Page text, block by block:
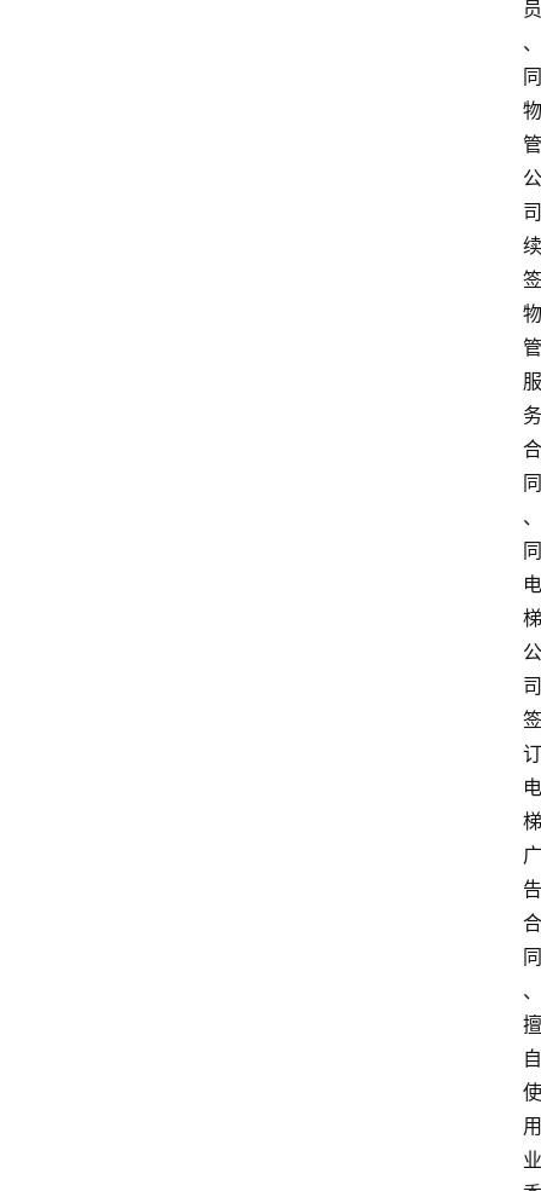
员
、
同
物
管
公
司
续
签
物
管
服
务
合
同
、
同
电
梯
公
司
签
订
电
梯
广
告
合
同
、
擅
自
使
用
业